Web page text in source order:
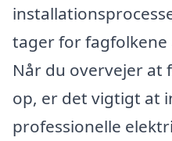
tager for
Når du overvejer
op, er det vigtigt at
professionelle